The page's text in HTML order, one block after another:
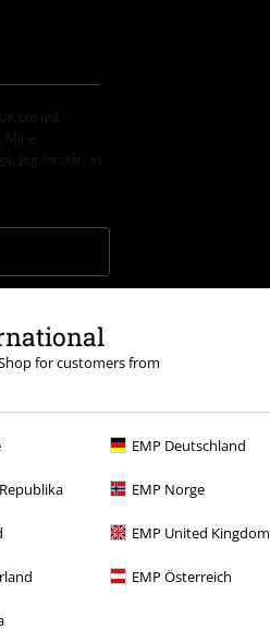
for customers from
EMP Deutschland
EMP Norge
EMP United Kingdom
EMP Österreich
Ltd må
Mine
. Jeg forstår, at
indløsning af
Die Toten
er undtaget